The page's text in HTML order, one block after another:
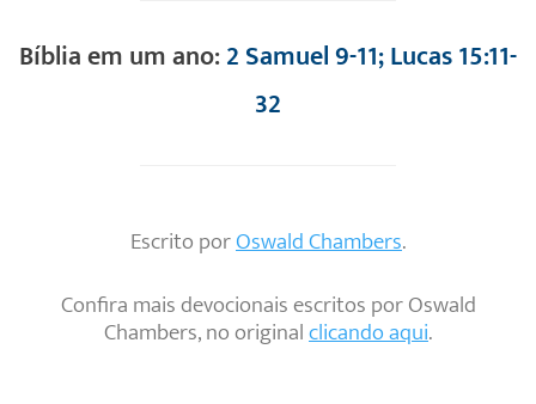
Bíblia em um ano:2 Samuel 9-11; Lucas 15:11-
32
Escrito porOswald Chambers.
Confira mais devocionais escritos por Oswald
Chambers, no originalclicando aqui.